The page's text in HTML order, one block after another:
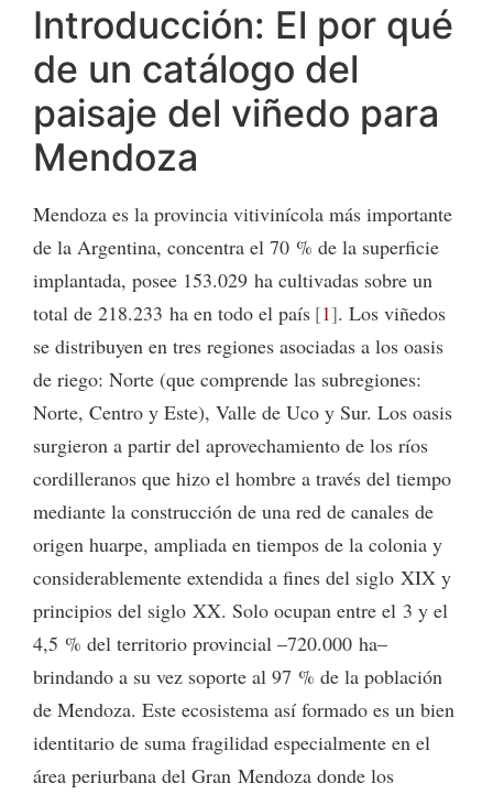
Introducción: El por qué
de un catálogo del
paisaje del viñedo para
Mendoza
Mendoza es la provincia vitivinícola más importante
de la Argentina, concentra el 70 % de la superficie
implantada, posee 153.029 ha cultivadas sobre un
total de 218.233 ha en todo el país 1 . Los viñedos
se distribuyen en tres regiones asociadas a los oasis
de riego: Norte (que comprende las subregiones:
Norte, Centro y Este), Valle de Uco y Sur. Los oasis
surgieron a partir del aprovechamiento de los ríos
cordilleranos que hizo el hombre a través del tiempo
mediante la construcción de una red de canales de
origen huarpe, ampliada en tiempos de la colonia y
considerablemente extendida a fines del siglo XIX y
principios del siglo XX. Solo ocupan entre el 3 y el
4,5 % del territorio provincial –720.000 ha–
brindando a su vez soporte al 97 % de la población
de Mendoza. Este ecosistema así formado es un bien
identitario de suma fragilidad especialmente en el
área periurbana del Gran Mendoza donde los